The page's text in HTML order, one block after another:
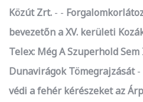
Közút Zrt.
-
bevezetőn a XV. kerületi
Telex: Még A Szuperhold
Dunavirágok Tömegrajzását
védi a fehér kérészeket az